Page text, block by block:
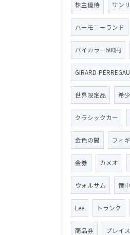
株主優待 サン
ハーモニーランド
バイカラー500円
GIRARD-
世界限定品 希
クラシックカー
金色の闇 フィ
金券 カメオ
ウォルサム 懐
Lee トランク
商品券 プレイ